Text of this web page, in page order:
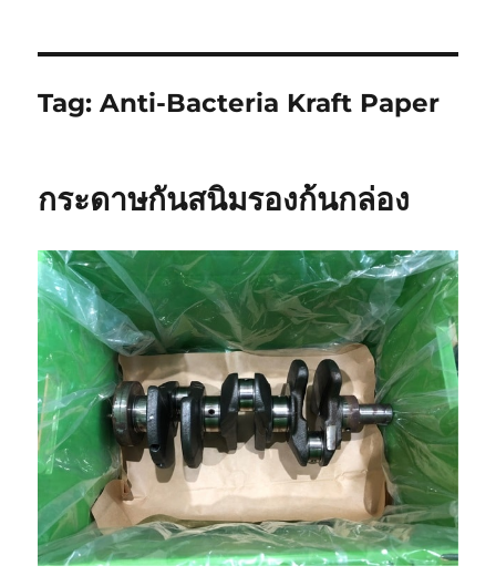
Tag:Anti-Bacteria Kraft Paper
กระดาษกันสนิมรองก้นกล่อง